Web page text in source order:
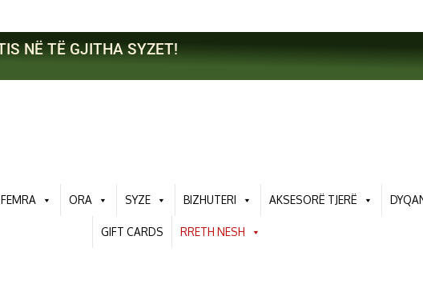
NË TË GJITHA SYZET!
FEMRA ORA SYZE BIZHUTERI AKSESORË TJERË
GIFT CARDS RRETH NESH